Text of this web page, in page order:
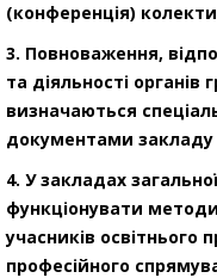
(конференція)
3. Повноваження,
та діяльності
визначаються
документами закладу
4. У закладах
функціонувати
учасників освітнього
професійного